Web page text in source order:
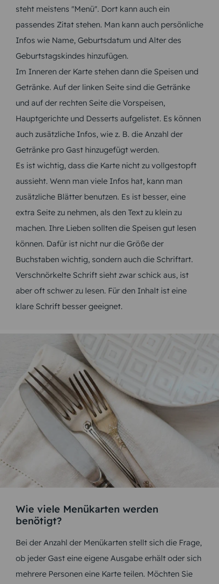
steht meistens "Menü". Dort kann auch ein
passendes Zitat stehen. Man kann auch persönliche
Infos wie Name, Geburtsdatum und Alter des
Geburtstagskindes hinzufügen.
Im Inneren der Karte stehen dann die Speisen und
Getränke. Auf der linken Seite sind die Getränke
und auf der rechten Seite die Vorspeisen,
Hauptgerichte und Desserts aufgelistet. Es können
auch zusätzliche Infos, wie z. B. die Anzahl der
Getränke pro Gast hinzugefügt werden.
Es ist wichtig, dass die Karte nicht zu vollgestopft
aussieht. Wenn man viele Infos hat, kann man
zusätzliche Blätter benutzen. Es ist besser, eine
extra Seite zu nehmen, als den Text zu klein zu
machen. Ihre Lieben sollten die Speisen gut lesen
können. Dafür ist nicht nur die Größe der
Buchstaben wichtig, sondern auch die Schriftart.
Verschnörkelte Schrift sieht zwar schick aus, ist
aber oft schwer zu lesen. Für den Inhalt ist eine
klare Schrift besser geeignet.
Wie viele Menükarten werden
benötigt?
Bei der Anzahl der Menükarten stellt sich die Frage,
ob jeder Gast eine eigene Ausgabe erhält oder sich
mehrere Personen eine Karte teilen. Möchten Sie